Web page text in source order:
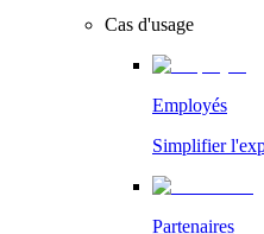
Cas d'usage
Employés
Simplifier
Partenaires